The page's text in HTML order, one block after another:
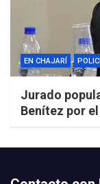
EN CHAJARÍ
Jurado
Benítez por